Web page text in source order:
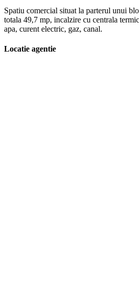
Spatiu comercial situat la parterul unui
totala 49,7 mp, incalzire cu centrala
apa, curent electric, gaz, canal.
Locatie agentie